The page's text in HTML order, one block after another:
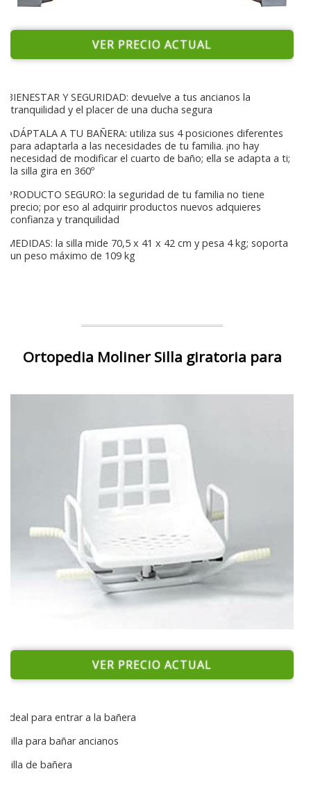
VER PRECIO ACTUAL
BIENESTAR Y SEGURIDAD: devuelve a tus ancianos la
tranquilidad y el placer de una ducha segura
ADÁPTALA A TU BAÑERA: utiliza sus 4 posiciones diferentes
para adaptarla a las necesidades de tu familia. ¡no hay
necesidad de modificar el cuarto de baño; ella se adapta a ti;
la silla gira en 360º
PRODUCTO SEGURO: la seguridad de tu familia no tiene
precio; por eso al adquirir productos nuevos adquieres
confianza y tranquilidad
MEDIDAS: la silla mide 70,5 x 41 x 42 cm y pesa 4 kg; soporta
un peso máximo de 109 kg
Ortopedia Moliner Silla giratoria para
VER PRECIO ACTUAL
Ideal para entrar a la bañera
silla para bañar ancianos
silla de bañera